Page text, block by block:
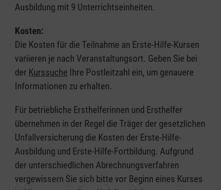
Ausbildung mit 9 Unterrichtseinheiten.
Kosten:
Die Kosten für die Teilnahme an Erste-Hilfe-Kursen
variieren je nach Veranstaltungsort. Geben Sie bei
der Kurssuche Ihre Postleitzahl ein, um genauere
Informationen zu erhalten.
Für betriebliche Ersthelferinnen und Ersthelfer
übernehmen in der Regel die Träger der gesetzlichen
Unfallversicherung die Kosten der Erste-Hilfe-
Ausbildung und Erste-Hilfe-Fortbildung. Aufgrund
der unterschiedlichen Abrechnungsverfahren
vergewissern Sie sich bitte vor Beginn eines Kurses